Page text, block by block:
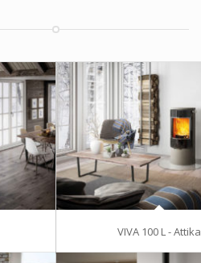
VIVA 100 L - Attika